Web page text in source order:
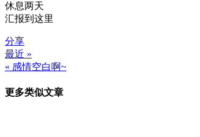
休息两天
汇报到这里
分享
文
章
导
最近 »
« 感情空白啊~
更多类似文章